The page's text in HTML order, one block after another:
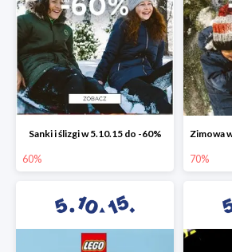
Sanki i ślizgi w 5.10.15 do -60%
60% 70%